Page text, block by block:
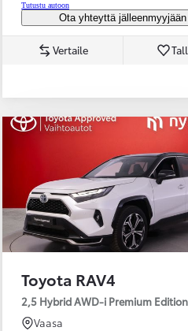
Tutustu autoon
Ota yhteyttä jälleenmyyjään
Vertaile
Toyota RAV4
2,5 Hybrid AWD-i Premium Edition
Vaasa